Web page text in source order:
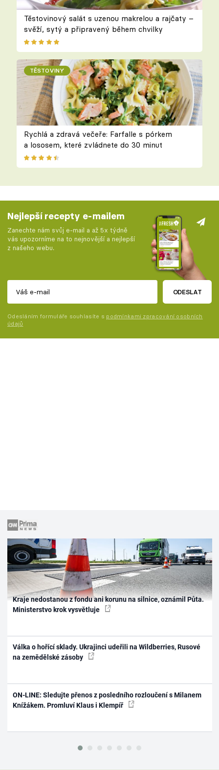
Těstovinový salát s uzenou makrelou a rajčaty –
svěží, sytý a připravený během chvilky
TĚSTOVINY
Rychlá a zdravá večeře: Farfalle s pórkem
a lososem, které zvládnete do 30 minut
Nejlepší recepty e-mailem
Zanechte nám svůj e-mail a až 5x týdně
vás upozorníme na to nejnovější a nejlepší
z našeho webu.
ODESLAT
Odesláním formuláře souhlasíte s podmínkami zpracování osobních
údajů
Kraje nedostanou z fondu ani korunu na silnice, oznámil Půta.
Ministerstvo krok vysvětluje
Válka o hořící sklady. Ukrajinci udeřili na Wildberries, Rusové
na zemědělské zásoby
ON-LINE: Sledujte přenos z posledního rozloučení s Milanem
Knížákem. Promluví Klaus i Klempíř